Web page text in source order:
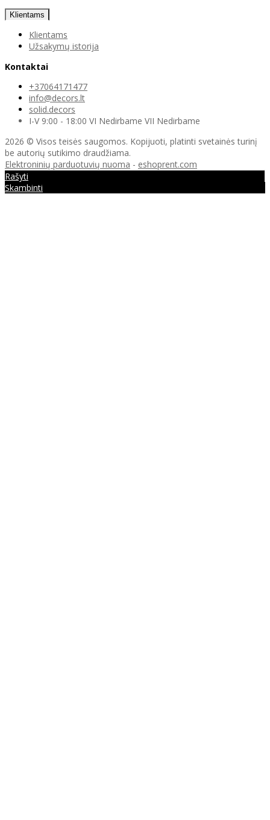
Klientams
Klientams
Užsakymų istorija
Kontaktai
+37064171477
info@decors.lt
solid.decors
I-V 9:00 - 18:00 VI Nedirbame VII Nedirbame
2026 © Visos teisės saugomos. Kopijuoti, platinti svetainės turinį
be autorių sutikimo draudžiama.
Elektroninių parduotuvių nuoma - eshoprent.com
Rašyti
Skambinti